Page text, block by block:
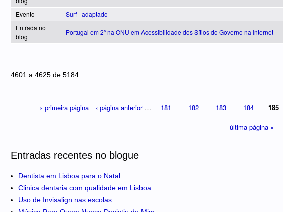
Evento Surf - adaptado
Entrada no
blog
Portugal em 2º na ONU em Acessibilidade dos Sítios do Governo na Internet
4601 a 4625 de 5184
« primeira página ‹ página anterior … 181 182 183 184 185
última página »
Entradas recentes no blogue
Dentista em Lisboa para o Natal
Clinica dentaria com qualidade em Lisboa
Uso de Invisalign nas escolas